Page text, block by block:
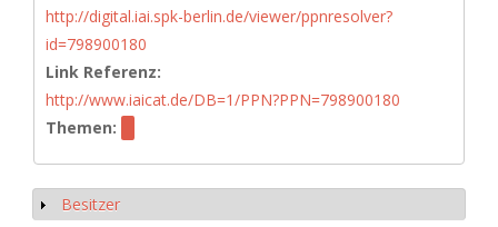
http://digital.iai.spk-berlin.de/viewer/ppnresolver?
id=798900180
Link Referenz:
http://www.iaicat.de/DB=1/PPN?PPN=798900180
Themen:
Anzeigen
Besitzer